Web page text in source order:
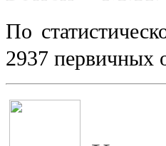
По
2937 первичных